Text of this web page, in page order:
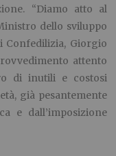
“Diamo atto al
dello sviluppo
Confedilizia, Giorgio
attento
di inutili e costosi
già pesantemente
e dall’imposizione